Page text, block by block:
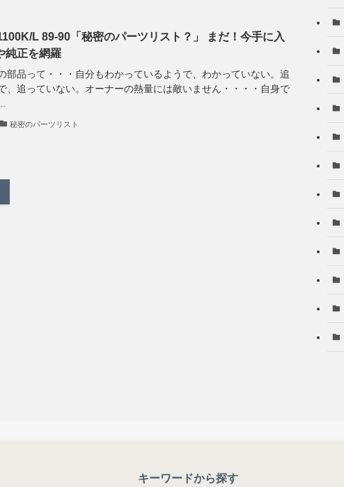
L 89-90「秘密のパーツリスト？」 まだ！今手に入
純正を網羅
部品って・・・自分もわかっているようで、わかっていない。追
、追っていない。オーナーの熱量には敵いません・・・・自身で
秘密のパーツリスト
キーワードから探す